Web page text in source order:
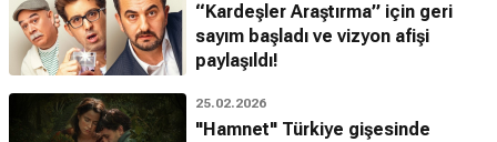
“Kardeşler Araştırma” için geri
sayım başladı ve vizyon afişi
paylaşıldı!
25.02.2026
"Hamnet" Türkiye gişesinde